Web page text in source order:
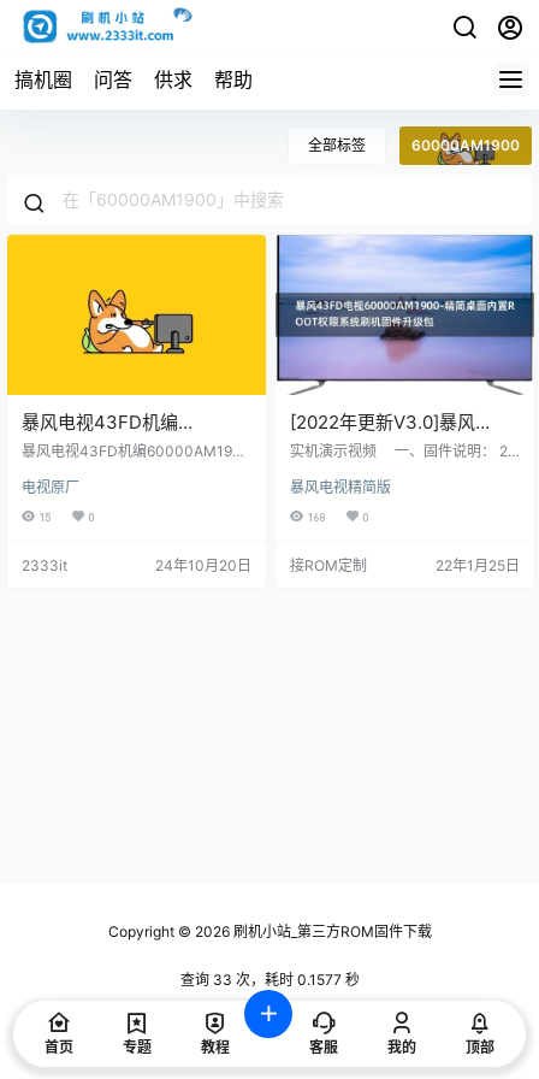
搞机圈 问答 供求 帮助
全部标签 60000AM1900
暴风电视43FD机编
60000AM1900主程序
配屏ST4251B01-1原厂程序
U盘数据刷机包
暴风电视43FD机编60000AM1900
配屏ST4251B01-1原厂程序U盘数
据刷机包
电视原厂
15 0
2333it 24年10月20日
[2022年更新V3.0]暴风
43FD电视60000AM1900-
统刷机固件升级包
实机演示视频 一、固件说明： 20
新：修复MSD系列的开机提示初始
化 副更新： 1，当贝桌面回退旧版
开机连上网后才会自启应用** 3，R
暴风电视精简版
168 0
接ROM定制 22年1月25日
Copyright © 2026刷机小站_第三方ROM固件下载
查询 33 次，耗时 0.1577 秒
首页 专题 教程 客服 我的 顶部